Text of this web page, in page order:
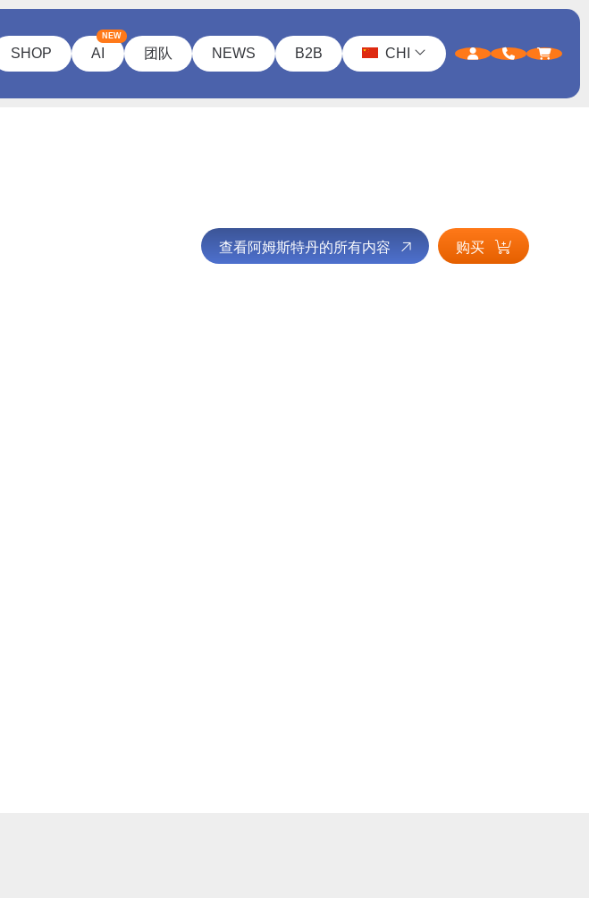
SHOP AI
NEW
团队 NEWS B2B CHI
查看阿姆斯特丹的所有内容 购买